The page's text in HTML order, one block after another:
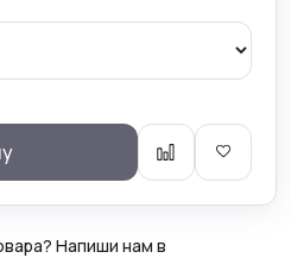
Напиши нам в